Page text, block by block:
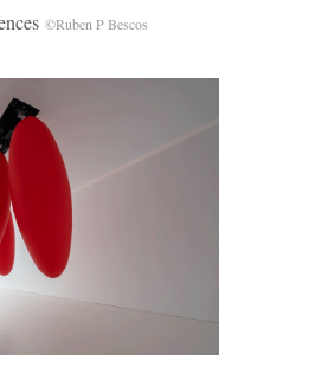
©Ruben P Bescos